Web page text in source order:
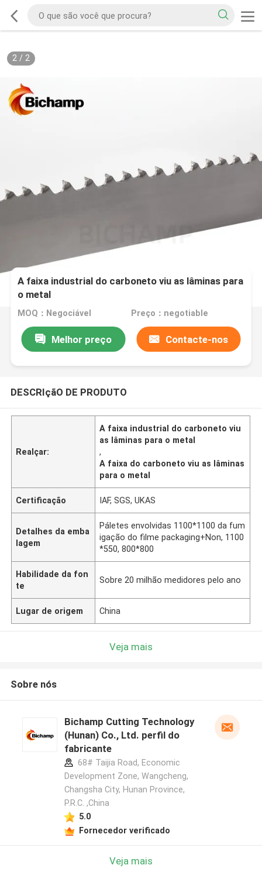
2/ 2
A faixa industrial do carboneto viu as lâminas para
o metal
MOQ：Negociável Preço：negotiable
Melhor preço Contacte-nos
DESCRIçãO DE PRODUTO
Realçar:
A faixa industrial do carboneto viu
as lâminas para o metal
,
A faixa do carboneto viu as lâminas
para o metal
Certificação IAF, SGS, UKAS
Detalhes da emba
lagem
Páletes envolvidas 1100*1100 da fum
igação do filme packaging+Non, 1100
*550, 800*800
Habilidade da fon
te
Sobre 20 milhão medidores pelo ano
Lugar de origem China
Veja mais
Sobre nós
Bichamp Cutting Technology
(Hunan) Co., Ltd. perfil do
fabricante
68# Taijia Road, Economic
Development Zone, Wangcheng,
Changsha City, Hunan Province,
P.R.C. ,China
5.0
Fornecedor verificado
Veja mais